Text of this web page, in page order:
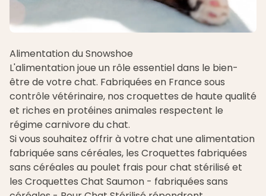
Alimentation du Snowshoe
L'alimentation joue un rôle essentiel dans le bien-
être de votre chat. Fabriquées en France sous
contrôle vétérinaire, nos croquettes de haute qualité
et riches en protéines animales respectent le
régime carnivore du chat.
Si vous souhaitez offrir à votre chat une alimentation
fabriquée sans céréales, les Croquettes fabriquées
sans céréales au poulet frais pour chat stérilisé et
les Croquettes Chat Saumon - fabriquées sans